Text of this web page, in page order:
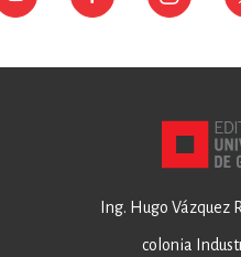
Ing. Hugo Vázquez
colonia